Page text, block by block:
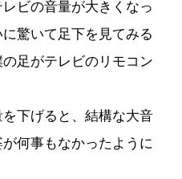
ビの音量が大きくなっ
驚いて足下を見てみる
足がテレビのリモコン
下げると、結構な大音
何事もなかったように